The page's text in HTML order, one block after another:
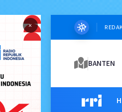
×
BANTEN